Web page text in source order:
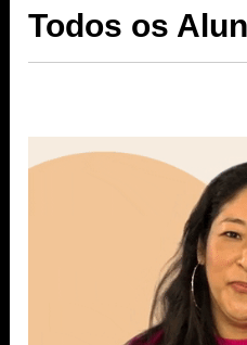
Todos os